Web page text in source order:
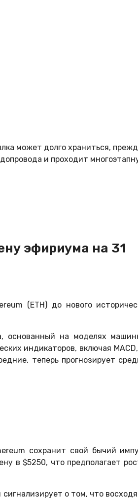
может долго храниться,
и проходит
эфириума на 31
(ETH) до нового
основанный на моделях
индикаторов, включая MACD,
теперь прогнозирует
сохранит свой бычий
в $5250, что предполагает
сигнализирует о том, что